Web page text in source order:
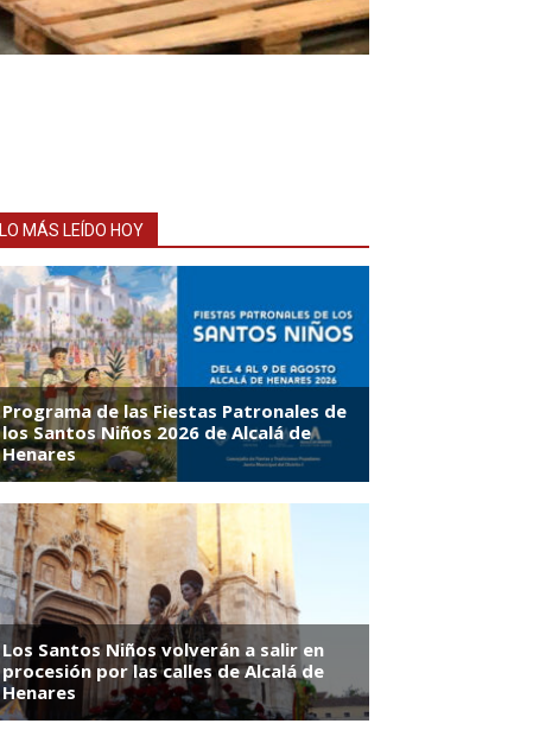
LO MÁS LEÍDO HOY